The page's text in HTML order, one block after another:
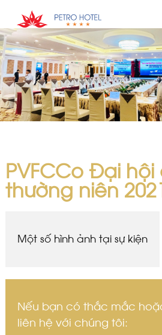
PVFCCo Đại
thường niên
Một số hình ảnh tại sự kiện
Nếu bạn có thắc mắc
liên hệ với chúng tôi: